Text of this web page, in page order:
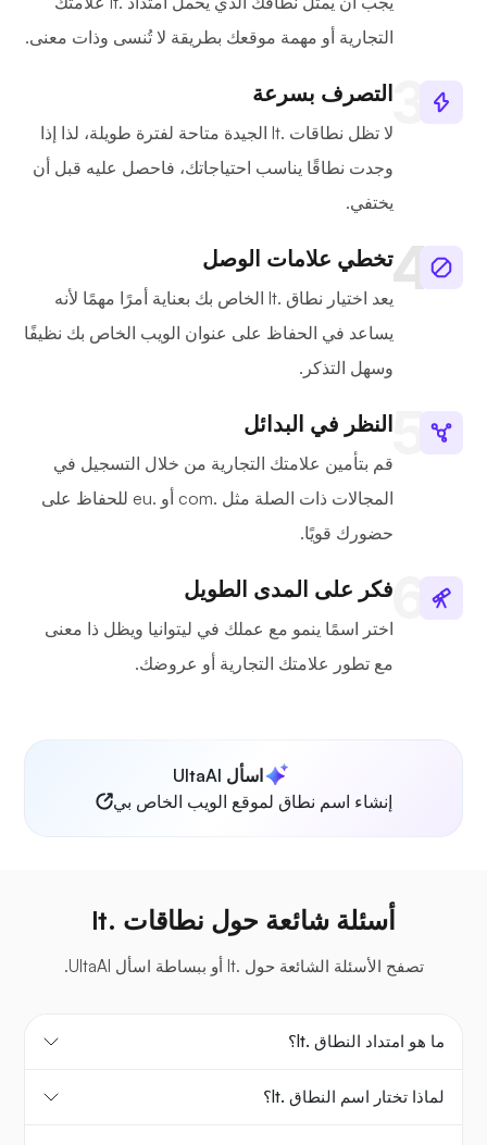
التجارية أو مهمة موقعك بطريقة لا تُنسى وذات معنى.
التصرف بسرعة
لا تظل نطاقات .lt الجيدة متاحة لفترة طويلة، لذا إذا
وجدت نطاقًا يناسب احتياجاتك، فاحصل عليه قبل أن
يختفي.
تخطي علامات الوصل
يعد اختيار نطاق .lt الخاص بك بعناية أمرًا مهمًا لأنه
يساعد في الحفاظ على عنوان الويب الخاص بك نظيفًا
وسهل التذكر.
النظر في البدائل
قم بتأمين علامتك التجارية من خلال التسجيل في
المجالات ذات الصلة مثل .com أو .eu للحفاظ على
حضورك قويًا.
فكر على المدى الطويل
اختر اسمًا ينمو مع عملك في ليتوانيا ويظل ذا معنى
مع تطور علامتك التجارية أو عروضك.
اسأل UltaAI
إنشاء اسم نطاق لموقع الويب الخاص بي
أسئلة شائعة حول نطاقات .lt
تصفح الأسئلة الشائعة حول .lt أو ببساطة اسأل UltaAI.
ما هو امتداد النطاق .lt؟
لماذا تختار اسم النطاق .lt؟